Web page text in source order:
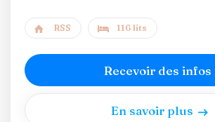
RSS 116 lits
Recevoir des infos
En savoir plus